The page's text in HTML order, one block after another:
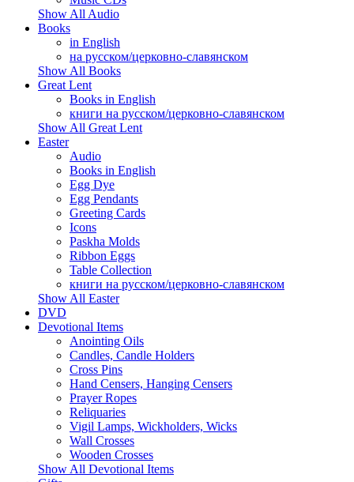
Show All Audio
Books
in English
на русском/церковно-славянском
Show All Books
Great Lent
Books in English
книги на русском/церковно-славянском
Show All Great Lent
Easter
Audio
Books in English
Egg Dye
Egg Pendants
Greeting Cards
Icons
Paskha Molds
Ribbon Eggs
Table Collection
книги на русском/церковно-славянском
Show All Easter
DVD
Devotional Items
Anointing Oils
Candles, Candle Holders
Cross Pins
Hand Censers, Hanging Censers
Prayer Ropes
Reliquaries
Vigil Lamps, Wickholders, Wicks
Wall Crosses
Wooden Crosses
Show All Devotional Items